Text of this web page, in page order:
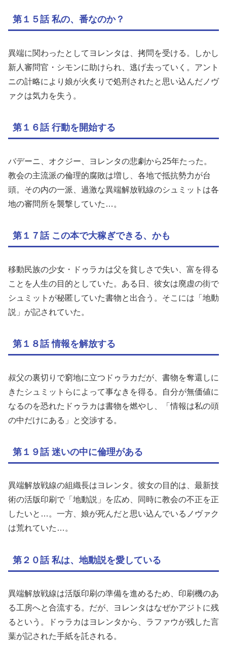
第１５話 私の、番なのか？
異端に関わったとしてヨレンタは、拷問を受ける。しかし
新人審問官・シモンに助けられ、逃げ去っていく。アント
ニの計略により娘が火炙りで処刑されたと思い込んだノヴ
ァクは気力を失う。
第１６話 行動を開始する
バデーニ、オクジー、ヨレンタの悲劇から25年たった。
教会の主流派の倫理的腐敗は増し、各地で抵抗勢力が台
頭。その内の一派、過激な異端解放戦線のシュミットは各
地の審問所を襲撃していた…。
第１７話 この本で大稼ぎできる、かも
移動民族の少女・ドゥラカは父を貧しさで失い、富を得る
ことを人生の目的としていた。ある日、彼女は廃虚の街で
シュミットが秘匿していた書物と出合う。そこには「地動
説」が記されていた。
第１８話 情報を解放する
叔父の裏切りで窮地に立つドゥラカだが、書物を奪還しに
きたシュミットらによって事なきを得る。自分が無価値に
なるのを恐れたドゥラカは書物を燃やし、「情報は私の頭
の中だけにある」と交渉する。
第１９話 迷いの中に倫理がある
異端解放戦線の組織長はヨレンタ。彼女の目的は、最新技
術の活版印刷で「地動説」を広め、同時に教会の不正を正
したいと…。一方、娘が死んだと思い込んでいるノヴァク
は荒れていた…。
第２０話 私は、地動説を愛している
異端解放戦線は活版印刷の準備を進めるため、印刷機のあ
る工房へと合流する。だが、ヨレンタはなぜかアジトに残
るという。ドゥラカはヨレンタから、ラファウが残した言
葉が記された手紙を託される。